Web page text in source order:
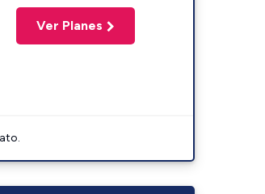
Ver Planes